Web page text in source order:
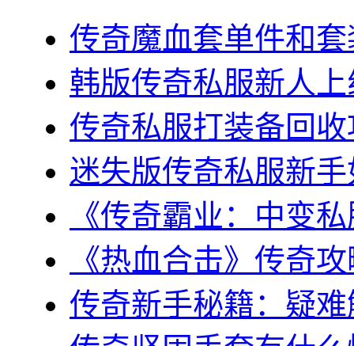
传奇魔血套单件和
韩版传奇私服新人
传奇私服打装备回
迷失版传奇私服新
《传奇霸业：中变
《热血合击》传奇
传奇新手秘籍：疑